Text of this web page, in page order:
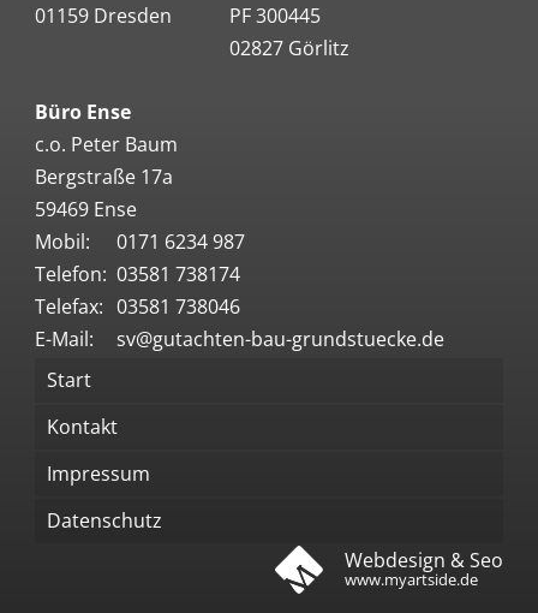
01159 Dresden
PF 300445
02827 Görlitz
Büro Ense
c.o. Peter Baum
Bergstraße 17a
59469 Ense
Mobil:
0171 6234 987
Telefon: 03581 738174
Telefax: 03581 738046
E-Mail:
sv@gutachten-bau-grundstuecke.de
Start
Kontakt
Impressum
Datenschutz
Webdesign & Seo
www.myartside.de